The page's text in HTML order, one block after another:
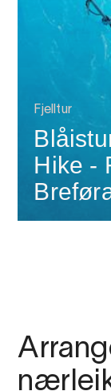
Fjelltur
Hike -